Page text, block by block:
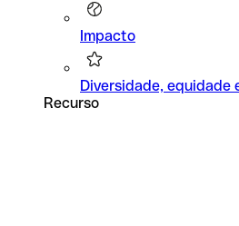
Impacto
Diversidade, equidade
Recurso